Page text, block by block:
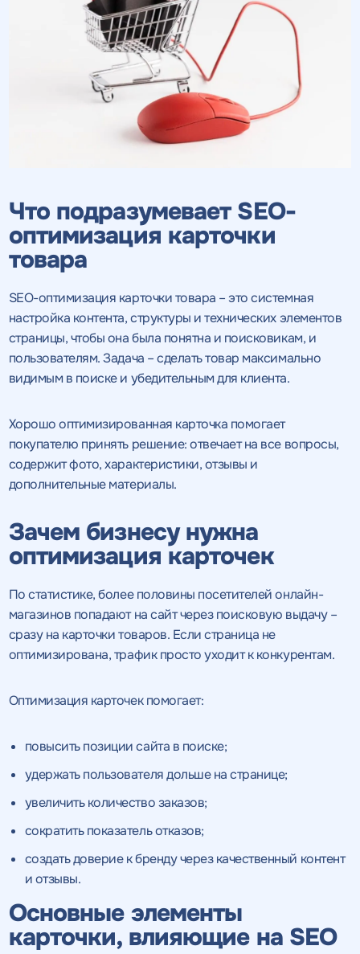
Что подразумевает SEO-
оптимизация карточки
товара
SEO-оптимизация карточки товара – это системная
настройка контента, структуры и технических элементов
страницы, чтобы она была понятна и поисковикам, и
пользователям. Задача – сделать товар максимально
видимым в поиске и убедительным для клиента.
Хорошо оптимизированная карточка помогает
покупателю принять решение: отвечает на все вопросы,
содержит фото, характеристики, отзывы и
дополнительные материалы.
Зачем бизнесу нужна
оптимизация карточек
По статистике, более половины посетителей онлайн-
магазинов попадают на сайт через поисковую выдачу –
сразу на карточки товаров. Если страница не
оптимизирована, трафик просто уходит к конкурентам.
Оптимизация карточек помогает:
повысить позиции сайта в поиске;
удержать пользователя дольше на странице;
увеличить количество заказов;
сократить показатель отказов;
создать доверие к бренду через качественный контент
и отзывы.
Основные элементы
карточки, влияющие на SEO